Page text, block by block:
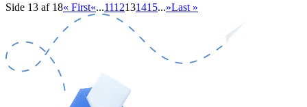
Side 13 af 18« First«...1112131415...»Last »